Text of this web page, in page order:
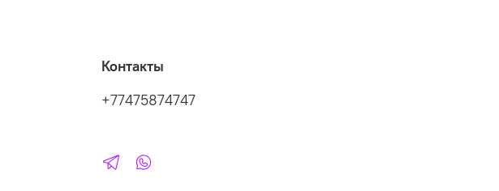
Контакты
+77475874747